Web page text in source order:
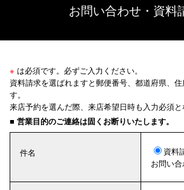
お問い合わせ・資料
※ は必須です。必ずご入力ください。
資料請求を選ばれますと郵便番号、都道府県、
す。
来店予約を選んだ際、来店希望日時も入力必須と
■ 営業目的のご連絡は固くお断りいたします。
件名 資料
お問い